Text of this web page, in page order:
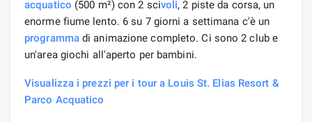
acquatico (500 m²) con 2 scivoli, 2 piste da corsa, un
enorme fiume lento. 6 su 7 giorni a settimana c'è un
programmadi animazione completo. Ci sono 2 club e
un'area giochi all'aperto per bambini.
Visualizza i prezzi per i tour a Louis St. Elias Resort &
Parco Acquatico